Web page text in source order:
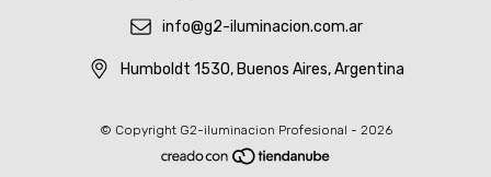
info@g2-iluminacion.com.ar
Humboldt 1530, Buenos Aires, Argentina
© Copyright G2-iluminacion Profesional - 2026